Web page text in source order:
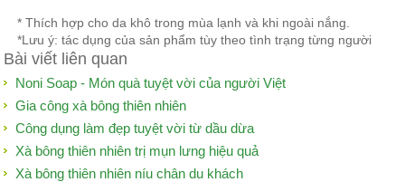
* Thích hợp cho da khô trong mùa lạnh và khi ngoài nắng.
*Lưu ý: tác dụng của sản phẩm tùy theo tình trạng từng người
Bài viết liên quan
Noni Soap - Món quà tuyệt vời của người Việt
Gia công xà bông thiên nhiên
Công dụng làm đẹp tuyệt vời từ dầu dừa
Xà bông thiên nhiên trị mụn lưng hiệu quả
Xà bông thiên nhiên níu chân du khách